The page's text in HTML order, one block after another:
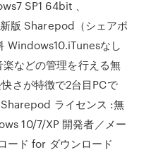
SP1 64bit 、
版 Sharepod（シェアポ
Windows10.iTunesなし
などの管理を行える無
さが特徴で2台目PCで
ライセンス :無
10/7/XP 開発者／メー
ード for ダウンロード